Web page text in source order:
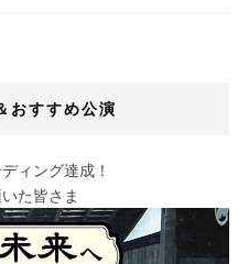
おすすめ公演
ィング達成！
た皆さま